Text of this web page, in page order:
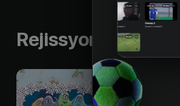
Rejissyorning